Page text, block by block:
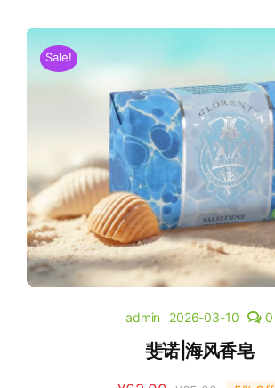
Sale!
admin 2026-03-10 0
斐诺|海风香皂